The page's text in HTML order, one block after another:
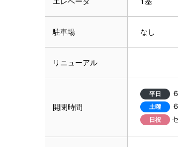
駐車場 なし
リニューアル
開閉時間
平日
土曜
日祝